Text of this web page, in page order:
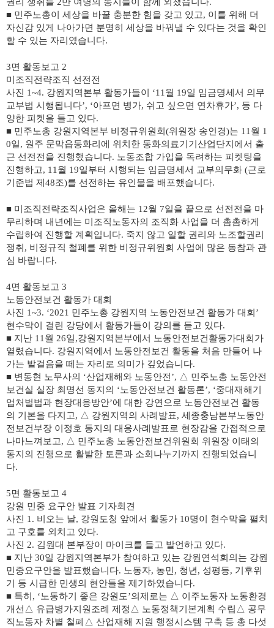
■ 민주노총이 세상을 바꿀 충분한 힘을 갖고 있고, 이를 위해 더
자신감 있게 나아가면 분명히 세상을 바꿔낼 수 있다는 것을 확인
할 수 있는 자리였습니다.
3면 활동보고 2
미조직전략조직 선전전
사진 1~4. 강원지역본부 활동가들이 ‘11 월 19일 임금명세서 의무
교부법 시행됩니다’, ‘아프면 병가, 쉬고 싶으면 연차휴가’, 등 다
양한 피켓을 들고 있다.
■ 민주노총 강원지역본부 비정규위원회 (위원장 송인경)는 11 월 1
0일, 원주 문막읍동화리에 위치한 동화의료기기산업단지에서 출
근 선전전을 진행했습니다. 노동조합 가입을 독려하는 피켓팅을
진행하고, 11 월 19일부터 시행되는 임금명세서 교부의무화 (근로
기준법 제 48조)를 선전하는 유인물을 배포했습니다.
■ 미조직전략조직사업은 올해는 12월 7일을 끝으로 선전전을 마
무리하며 내년에는 미조직노동자의 조직화 사업을 더 촘촘하게
수립하여 진행할 계획입니다. 죽지 않고 일할 권리와 노조할권리
쟁취 , 비정규직 철폐를 위한 비정규위원회 사업에 많은 동참과 관
심 바랍니다.
4면 활동보고 3
노동안전보건 활동가 대회
사진 1~3. ‘2021 민주노총 강원지역 노동안전보건 활동가 대회 ’
현수막이 걸린 강당에서 활동가들이 강의를 듣고 있다.
■ 지난 11 월 26일,강원지역본부에서 노동안전보건활동가대회가
열렸습니다. 강원지역에서 노동안전보건 활동을 처음 만들어 나
가는 발걸음을 떼는 자리로 의미가 깊었습니다.
■ 변동현 노무사의 ‘산업재해와 노동안전 ’, △ 민주노총 노동안전
보건실 실장 최명선 동지의 ‘노동안전보건 활동론’, ‘중대재해기
업처벌법과 현장대응방안’에 대한 강연으로 노동안전보건 활동
의 기본을 다지고, △ 강원지역의 사례발표, 세종충남본부노동안
전보건부장 이정호 동지의 대응사례발표로 현장감을 간접적으로
나마느껴보고, △ 민주노총 노동안전보건위원회 위원장 이태의
동지의 진행으로 활발한 토론과 소회나누기까지 진행되었습니
다.
5면 활동보고 4
강원 민중 요구안 발표 기자회견
사진 1. 비오는 날, 강원도청 앞에서 활동가 10명이 현수막을 펼치
고 구호를 외치고 있다.
사진 2. 김원대 본부장이 마이크를 들고 발언하고 있다.
■ 지난 30일 강원지역본부가 참여하고 있는 강원연석회의는 강원
민중요구안을 발표했습니다. 노동자, 농민 , 청년 , 성평등, 기후위
기 등 시급한 민생의 현안들을 제기하였습니다.
■ 특히 , ‘노동하기 좋은 강원도’의제로는 △ 이주노동자 노동환경
개선 △ 유급병가지원조례 제정 △ 노동정책기본계획 수립 △ 공무
직노동자 차별 철폐 △ 산업재해 지원 행정시스템 구축 등 총 다섯